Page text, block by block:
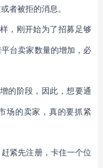
者被拒的消息。
，刚开始为了招募足够
台卖家数量的增加，必
的阶段，因此，想要通
场的卖家，真的要抓紧
紧先注册，卡住一个位